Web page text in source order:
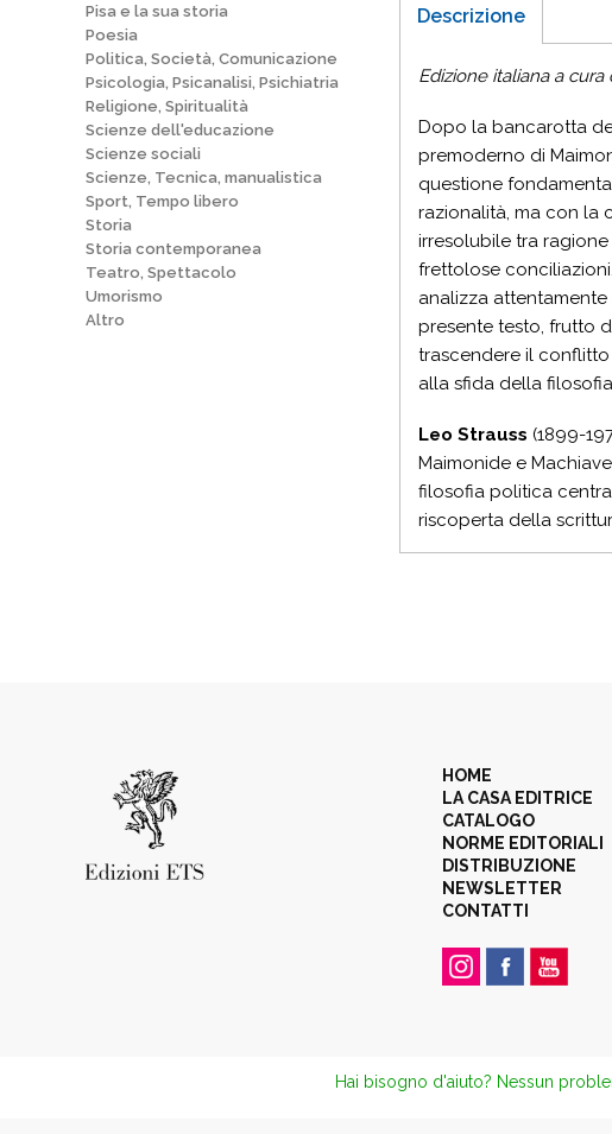
Pisa e la sua storia
Poesia
Politica, Società, Comunicazione
Psicologia, Psicanalisi, Psichiatria
Religione, Spiritualità
Scienze dell'educazione
Scienze sociali
Scienze, Tecnica, manualistica
Sport, Tempo libero
Storia
Storia contemporanea
Teatro, Spettacolo
Umorismo
Altro
Descrizione
Edizione italiana a cura
Dopo la bancarotta
premoderno di
questione
razionalità, ma con la
irresolubile tra
frettolose
analizza
presente testo, frutto
trascendere il
alla sfida della
Leo Strauss (1899-
Maimonide e
filosofia politica
riscoperta della
HOME
LA CASA EDITRICE
CATALOGO
NORME EDITORIALI
DISTRIBUZIONE
NEWSLETTER
CONTATTI
Hai bisogno d'aiuto? Nessun